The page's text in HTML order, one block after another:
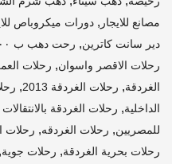
مصانع للايجار , دورات ميكروباص
دير سانت كاترين, رحت دهب ب ٣٠٠ ج بس
رحلات الاقصر واسوان, رحلات
الغردقة, رحلات الغردقة 2013 ,
الداخلية, رحلات الغردقة
للمصريين, رحلات الغردقه, رحلات
رحلات بحرية الغردقة, رحلات جوية,